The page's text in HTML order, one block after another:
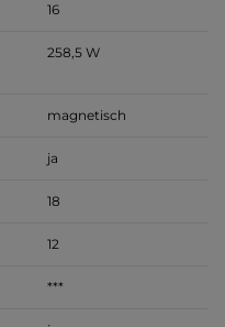
16
258,5 W
magnetisch
ja
18
12
***